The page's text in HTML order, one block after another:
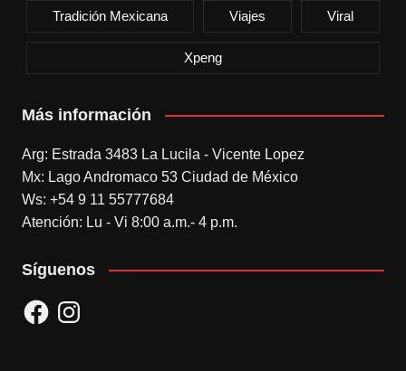
Tradición Mexicana Viajes Viral
Xpeng
Más información
Arg: Estrada 3483 La Lucila - Vicente Lopez
Mx: Lago Andromaco 53 Ciudad de México
Ws: +54 9 11 55777684
Atención: Lu - Vi 8:00 a.m.- 4 p.m.
Síguenos
FacebookInstagram